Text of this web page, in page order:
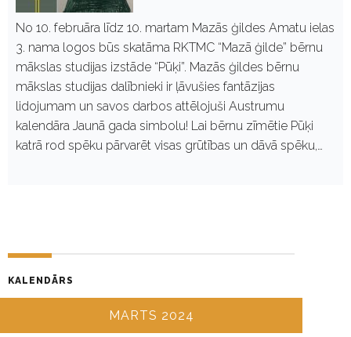
0
No 10. februāra līdz 10. martam Mazās ģildes Amatu ielas
3. nama logos būs skatāma RKTMC “Mazā ģilde” bērnu
mākslas studijas izstāde “Pūķi”. Mazās ģildes bērnu
mākslas studijas dalībnieki ir ļāvušies fantāzijas
lidojumam un savos darbos attēlojuši Austrumu
kalendāra Jaunā gada simbolu! Lai bērnu zīmētie Pūķi
katrā rod spēku pārvarēt visas grūtības un dāvā spēku,…
KALENDĀRS
MARTS 2024